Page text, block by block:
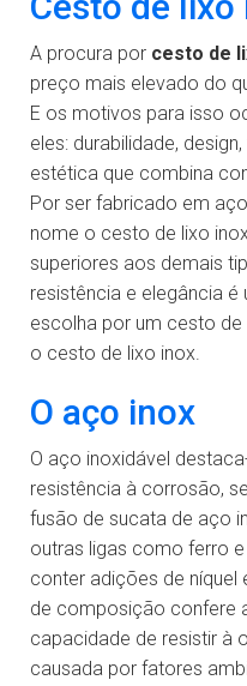
A procura por cesto de
preço mais elevado do
E os motivos para isso
eles: durabilidade,
estética que combina
Por ser fabricado em
nome o cesto de lixo
superiores aos demais
resistência e elegância
escolha por um cesto
o cesto de lixo inox.
O aço inox
O aço inoxidável
resistência à corrosão,
fusão de sucata de aço
outras ligas como ferro
conter adições de níquel
de composição confere
capacidade de resistir à
causada por fatores